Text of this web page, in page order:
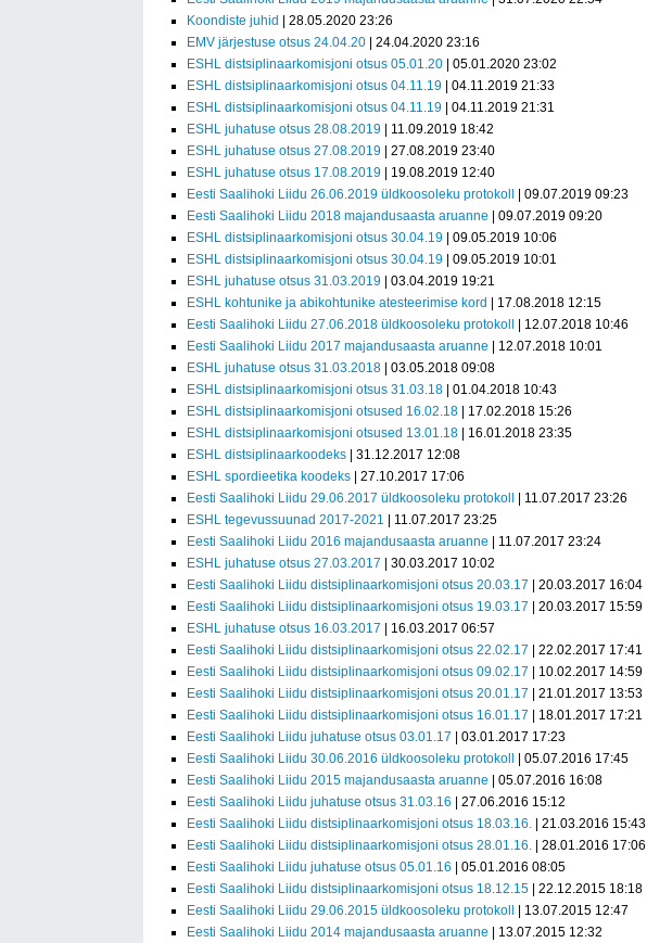
Koondiste juhid
| 28.05.2020 23:26
EMV järjestuse otsus 24.04.20 | 24.04.2020 23:16
ESHL distsiplinaarkomisjoni otsus 05.01.20 | 05.01.2020 23:02
ESHL distsiplinaarkomisjoni otsus 04.11.19 | 04.11.2019 21:33
ESHL distsiplinaarkomisjoni otsus 04.11.19 | 04.11.2019 21:31
ESHL juhatuse otsus 28.08.2019 | 11.09.2019 18:42
ESHL juhatuse otsus 27.08.2019 | 27.08.2019 23:40
ESHL juhatuse otsus 17.08.2019 | 19.08.2019 12:40
Eesti Saalihoki Liidu 26.06.2019 üldkoosoleku protokoll
| 09.07.2019 09:23
Eesti Saalihoki Liidu 2018 majandusaasta aruanne | 09.07.2019 09:20
ESHL distsiplinaarkomisjoni otsus 30.04.19 | 09.05.2019 10:06
ESHL distsiplinaarkomisjoni otsus 30.04.19 | 09.05.2019 10:01
ESHL juhatuse otsus 31.03.2019 | 03.04.2019 19:21
ESHL kohtunike ja abikohtunike atesteerimise kord
| 17.08.2018 12:15
Eesti Saalihoki Liidu 27.06.2018 üldkoosoleku protokoll
| 12.07.2018 10:46
Eesti Saalihoki Liidu 2017 majandusaasta aruanne | 12.07.2018 10:01
ESHL juhatuse otsus 31.03.2018 | 03.05.2018 09:08
ESHL distsiplinaarkomisjoni otsus 31.03.18 | 01.04.2018 10:43
ESHL distsiplinaarkomisjoni otsused 16.02.18 | 17.02.2018 15:26
ESHL distsiplinaarkomisjoni otsused 13.01.18 | 16.01.2018 23:35
ESHL distsiplinaarkoodeks | 31.12.2017 12:08
ESHL spordieetika koodeks | 27.10.2017 17:06
Eesti Saalihoki Liidu 29.06.2017 üldkoosoleku protokoll
| 11.07.2017 23:26
ESHL tegevussuunad 2017-2021 | 11.07.2017 23:25
Eesti Saalihoki Liidu 2016 majandusaasta aruanne | 11.07.2017 23:24
ESHL juhatuse otsus 27.03.2017 | 30.03.2017 10:02
Eesti Saalihoki Liidu distsiplinaarkomisjoni otsus 20.03.17 | 20.03.2017 16:04
Eesti Saalihoki Liidu distsiplinaarkomisjoni otsus 19.03.17 | 20.03.2017 15:59
ESHL juhatuse otsus 16.03.2017 | 16.03.2017 06:57
Eesti Saalihoki Liidu distsiplinaarkomisjoni otsus 22.02.17 | 22.02.2017 17:41
Eesti Saalihoki Liidu distsiplinaarkomisjoni otsus 09.02.17 | 10.02.2017 14:59
Eesti Saalihoki Liidu distsiplinaarkomisjoni otsus 20.01.17 | 21.01.2017 13:53
Eesti Saalihoki Liidu distsiplinaarkomisjoni otsus 16.01.17 | 18.01.2017 17:21
Eesti Saalihoki Liidu juhatuse otsus 03.01.17 | 03.01.2017 17:23
Eesti Saalihoki Liidu 30.06.2016 üldkoosoleku protokoll
| 05.07.2016 17:45
Eesti Saalihoki Liidu 2015 majandusaasta aruanne | 05.07.2016 16:08
Eesti Saalihoki Liidu juhatuse otsus 31.03.16 | 27.06.2016 15:12
Eesti Saalihoki Liidu distsiplinaarkomisjoni otsus 18.03.16.
| 21.03.2016 15:43
Eesti Saalihoki Liidu distsiplinaarkomisjoni otsus 28.01.16. | 28.01.2016 17:06
Eesti Saalihoki Liidu juhatuse otsus 05.01.16 | 05.01.2016 08:05
Eesti Saalihoki Liidu distsiplinaarkomisjoni otsus 18.12.15 | 22.12.2015 18:18
Eesti Saalihoki Liidu 29.06.2015 üldkoosoleku protokoll
| 13.07.2015 12:47
Eesti Saalihoki Liidu 2014 majandusaasta aruanne | 13.07.2015 12:32